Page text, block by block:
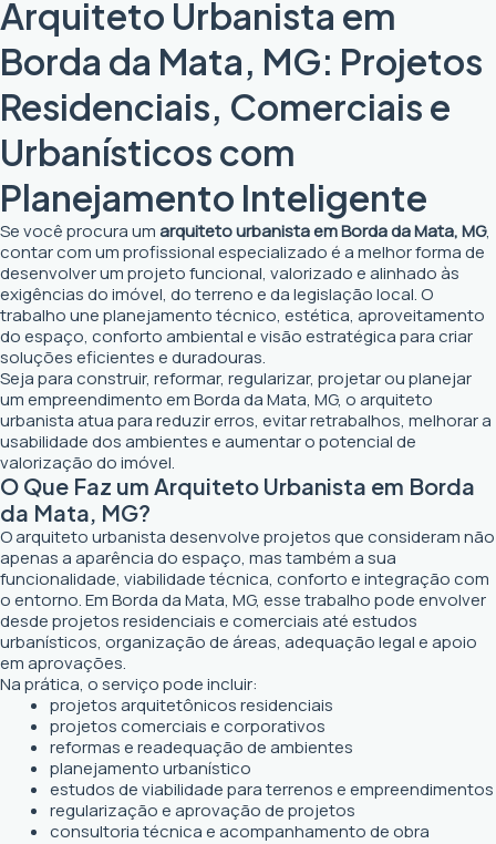
Arquiteto Urbanista em
Borda da Mata, MG: Projetos
Residenciais, Comerciais e
Urbanísticos com
Planejamento Inteligente
Se você procura umarquiteto urbanista em Borda da Mata, MG,
contar com um profissional especializado é a melhor forma de
desenvolver um projeto funcional, valorizado e alinhado às
exigências do imóvel, do terreno e da legislação local. O
trabalho une planejamento técnico, estética, aproveitamento
do espaço, conforto ambiental e visão estratégica para criar
soluções eficientes e duradouras.
Seja para construir, reformar, regularizar, projetar ou planejar
um empreendimento em Borda da Mata, MG, o arquiteto
urbanista atua para reduzir erros, evitar retrabalhos, melhorar a
usabilidade dos ambientes e aumentar o potencial de
valorização do imóvel.
O Que Faz um Arquiteto Urbanista em Borda
da Mata, MG?
O arquiteto urbanista desenvolve projetos que consideram não
apenas a aparência do espaço, mas também a sua
funcionalidade, viabilidade técnica, conforto e integração com
o entorno. Em Borda da Mata, MG, esse trabalho pode envolver
desde projetos residenciais e comerciais até estudos
urbanísticos, organização de áreas, adequação legal e apoio
em aprovações.
Na prática, o serviço pode incluir:
projetos arquitetônicos residenciais
projetos comerciais e corporativos
reformas e readequação de ambientes
planejamento urbanístico
estudos de viabilidade para terrenos e empreendimentos
regularização e aprovação de projetos
consultoria técnica e acompanhamento de obra